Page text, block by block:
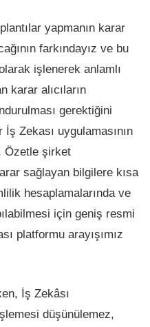
yapmanın karar
farkındayız ve bu
işlenerek anlamlı
karar alıcıların
gerektiğini
Zekası uygulamasının
Özetle şirket
sağlayan bilgilere kısa
hesaplamalarında ve
için geniş resmi
platformu arayışımız
İş Zekâsı
düşünülemez,